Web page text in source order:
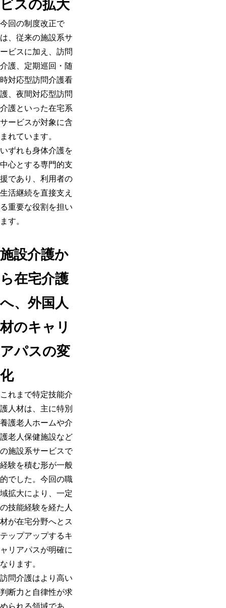
ビスの拡大
今回の制度改正で
は、従来の施設系サ
ービスに加え、訪問
介護、定期巡回・随
時対応型訪問介護看
護、夜間対応型訪問
介護といった在宅系
サービスが対象に含
まれています。
いずれも身体介護を
中心とする専門的支
援であり、利用者の
生活継続を直接支え
る重要な役割を担い
ます。
施設介護か
ら在宅介護
へ、外国人
材のキャリ
アパスの変
化
これまで特定技能介
護人材は、主に特別
養護老人ホームや介
護老人保健施設など
の施設系サービスで
経験を積む形が一般
的でした。今回の職
域拡大により、一定
の技能経験を経た人
材が在宅分野へとス
テップアップするキ
ャリアパスが明確に
なります。
訪問介護はより高い
判断力と自律性が求
められる領域であ